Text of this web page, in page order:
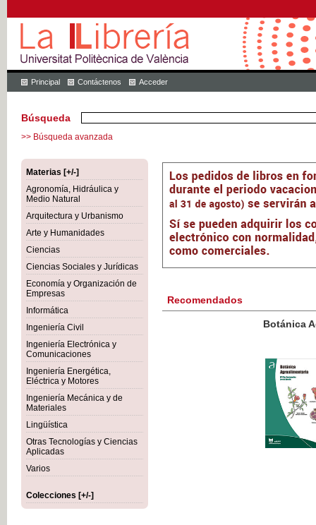
Principal Contáctenos Acceder
Búsqueda
>> Búsqueda avanzada
Materias [+/-]
Agronomía, Hidráulica y
Medio Natural
Arquitectura y Urbanismo
Arte y Humanidades
Ciencias
Ciencias Sociales y Jurídicas
Economía y Organización de
Empresas
Informática
Ingeniería Civil
Ingeniería Electrónica y
Comunicaciones
Ingeniería Energética,
Eléctrica y Motores
Ingeniería Mecánica y de
Materiales
Lingüística
Otras Tecnologías y Ciencias
Aplicadas
Varios
Colecciones [+/-]
Recomendados
Botánica Agroalimentaria
IVA